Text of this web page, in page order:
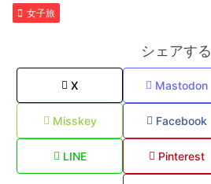
女子旅
シェアする
X Mastodon
Misskey Facebook
LINE Pinterest